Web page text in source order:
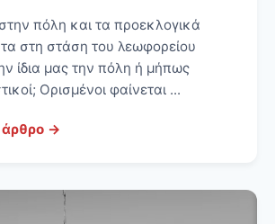
πόλη και τα προεκλογικά
στη στάση του λεωφορείου
ίδια μας την πόλη ή μήπως
Ορισμένοι φαίνεται ...
άρθρο →